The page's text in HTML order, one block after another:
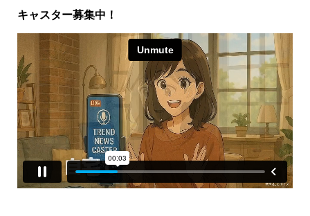
キャスター募集中！